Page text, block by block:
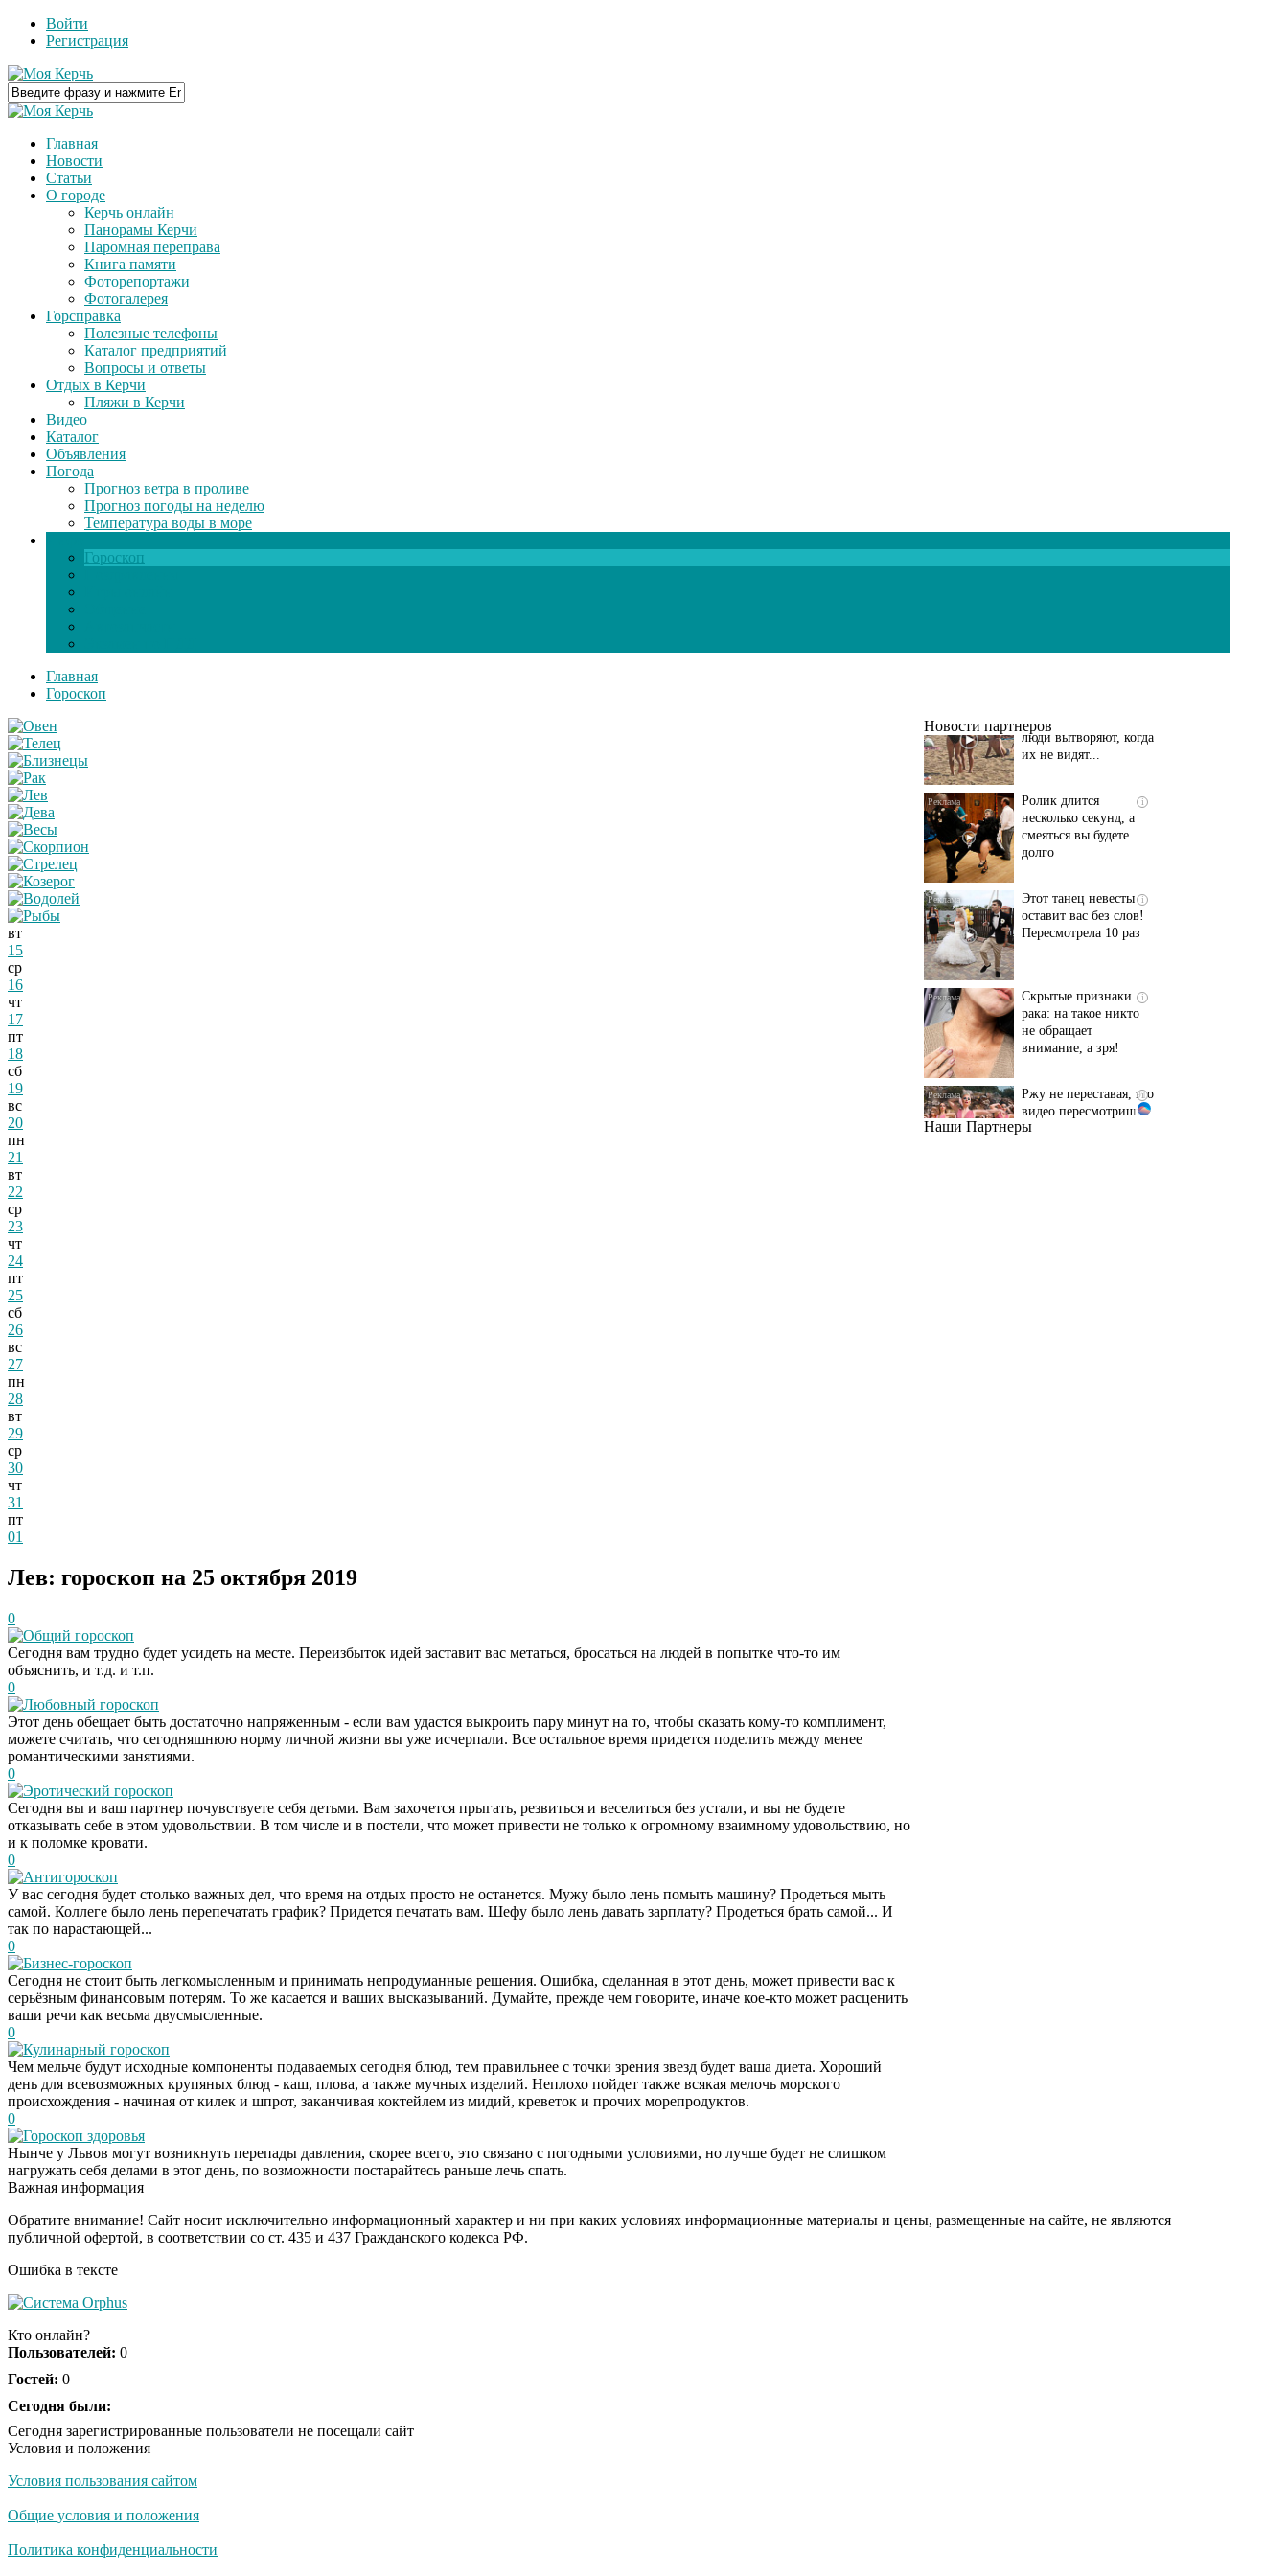
Войти
Регистрация
Главная
Новости
Статьи
О городе
Керчь онлайн
Панорамы Керчи
Паромная переправа
Книга памяти
Фоторепортажи
Фотогалерея
Горсправка
Полезные телефоны
Каталог предприятий
Вопросы и ответы
Отдых в Керчи
Пляжи в Керчи
Видео
Каталог
Объявления
Погода
Прогноз ветра в проливе
Прогноз погоды на неделю
Температура воды в море
Гороскоп
Главная
Гороскоп
вт
15
ср
16
чт
17
пт
18
сб
19
вс
20
пн
21
вт
22
ср
23
чт
24
пт
25
сб
26
вс
27
пн
28
вт
29
ср
30
чт
31
пт
01
Лев: гороскоп на 25 октября 2019
0
Общий гороскоп
Сегодня вам трудно будет усидеть на месте. Переизбыток идей заставит вас метаться, бросаться на людей в попытке что-то им
объяснить, и т.д. и т.п.
0
Любовный гороскоп
Этот день обещает быть достаточно напряженным - если вам удастся выкроить пару минут на то, чтобы сказать кому-то комплимент,
можете считать, что сегодняшнюю норму личной жизни вы уже исчерпали. Все остальное время придется поделить между менее
романтическими занятиями.
0
Эротический гороскоп
Сегодня вы и ваш партнер почувствуете себя детьми. Вам захочется прыгать, резвиться и веселиться без устали, и вы не будете
отказывать себе в этом удовольствии. В том числе и в постели, что может привести не только к огромному взаимному удовольствию, но
и к поломке кровати.
0
Антигороскоп
У вас сегодня будет столько важных дел, что время на отдых просто не останется. Мужу было лень помыть машину? Продеться мыть
самой. Коллеге было лень перепечатать график? Придется печатать вам. Шефу было лень давать зарплату? Продеться брать самой... И
так по нарастающей...
0
Бизнес-гороскоп
Сегодня не стоит быть легкомысленным и принимать непродуманные решения. Ошибка, сделанная в этот день, может привести вас к
серьёзным финансовым потерям. То же касается и ваших высказываний. Думайте, прежде чем говорите, иначе кое-кто может расценить
ваши речи как весьма двусмысленные.
0
Кулинарный гороскоп
Чем мельче будут исходные компоненты подаваемых сегодня блюд, тем правильнее с точки зрения звезд будет ваша диета. Хороший
день для всевозможных крупяных блюд - каш, плова, а также мучных изделий. Неплохо пойдет также всякая мелочь морского
происхождения - начиная от килек и шпрот, заканчивая коктейлем из мидий, креветок и прочих морепродуктов.
0
Гороскоп здоровья
Нынче у Львов могут возникнуть перепады давления, скорее всего, это связано с погодными условиями, но лучше будет не слишком
нагружать себя делами в этот день, по возможности постарайтесь раньше лечь спать.
Новости партнеров
i
Ролик длится
несколько секунд, а
долго
Этот танец невесты
оставит вас без слов!
Скрытые признаки
внимание, а зря!
Ржу не переставая, это
видео пересмотришь
Ролик длится пару
Наши Партнеры
Важная информация
Обратите внимание! Сайт носит исключительно информационный характер и ни при каких условиях информационные материалы и цены, размещенные на сайте, не являются
публичной офертой, в соответствии со ст. 435 и 437 Гражданского кодекса РФ.
Ошибка в тексте
Кто онлайн?
Пользователей: 0
Гостей: 0
Сегодня были:
Сегодня зарегистрированные пользователи не посещали сайт
Условия и положения
Условия пользования сайтом
Общие условия и положения
Политика конфиденциальности